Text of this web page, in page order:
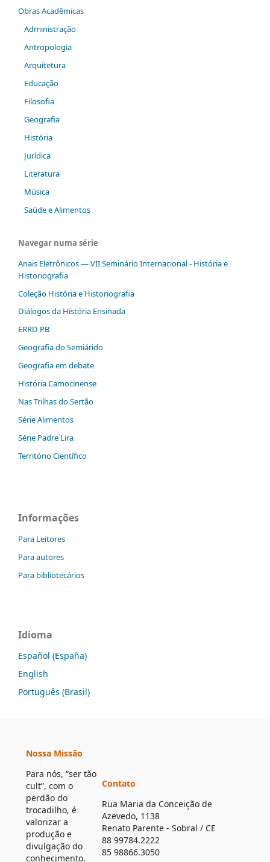
Obras Acadêmicas
Administração
Antropologia
Arquitetura
Educação
Filosofia
Geografia
História
Jurídica
Literatura
Música
Saúde e Alimentos
Navegar numa série
Anais Eletrônicos — VII Seminário Internacional - História e
Historiografia
Coleção História e Historiografia
Diálogos da História Ensinada
ERRD PB
Geografia do Semiárido
Geografia em debate
História Camocinense
Nas Trilhas do Sertão
Série Alimentos
Série Padre Lira
Território Científico
Informações
Para Leitores
Para autores
Para bibliotecários
Idioma
Español (España)
English
Português (Brasil)
Nossa Missão
Para nós, “ser tão
cult”, com o
perdão do
trocadilho, é
valorizar a
produção e
divulgação do
conhecimento.
Contato
Rua Maria da Conceição de
Azevedo, 1138
Renato Parente - Sobral / CE
88 99784.2222
85 98866.3050